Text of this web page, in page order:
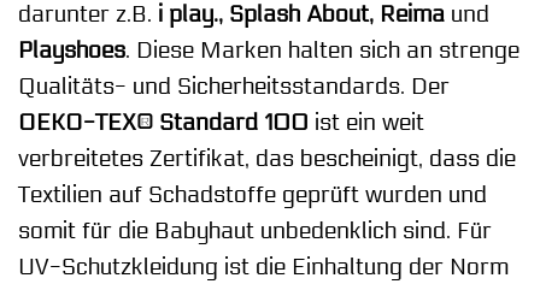
darunter z.B. i play., Splash About, Reima und
Playshoes. Diese Marken halten sich an strenge
Qualitäts- und Sicherheitsstandards. Der
OEKO-TEX® Standard 100 ist ein weit
verbreitetes Zertifikat, das bescheinigt, dass die
Textilien auf Schadstoffe geprüft wurden und
somit für die Babyhaut unbedenklich sind. Für
UV-Schutzkleidung ist die Einhaltung der Norm